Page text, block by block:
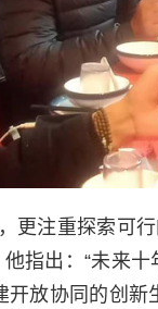
更注重探索可
指出：“未来
放协同的创